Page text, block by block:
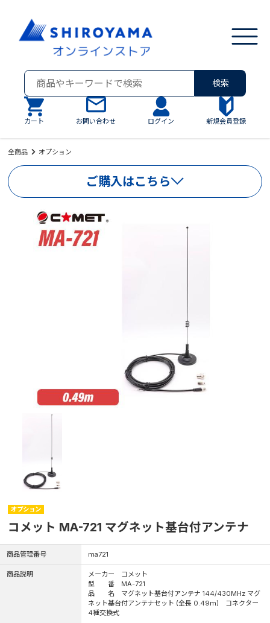
検索
カート お問い合わせ ログイン 新規会員登録
全商品 オプション
ご購入はこちら
オプション
コメット MA-721 マグネット基台付アンテナ
商品管理番号 ma721
商品説明
メーカー コメット
型 番 MA-721
品 名 マグネット基台付アンテナ 144/430MHz マグ
ネット基台付アンテナセット (全長 0.49m) コネクター
4種交換式